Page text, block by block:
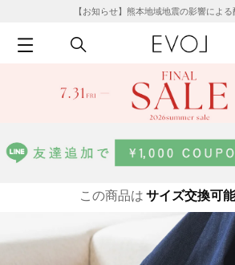
【お知らせ】熊本地域地震の影響によ
この商品は サイズ交換可